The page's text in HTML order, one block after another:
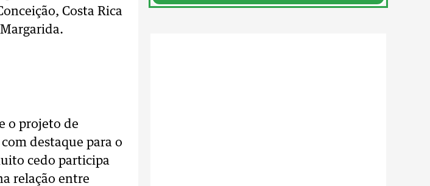
Costa Rica
o projeto de
destaque para o
cedo participa
relação entre